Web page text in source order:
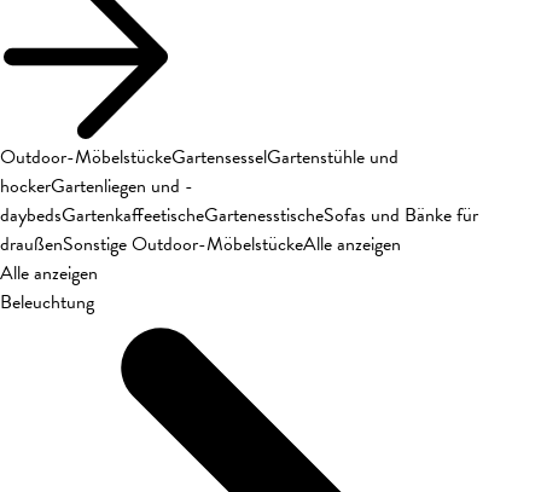
Outdoor-MöbelstückeGartensesselGartenstühle und
hockerGartenliegen und -
daybedsGartenkaffeetischeGartenesstischeSofas und Bänke für
draußenSonstige Outdoor-MöbelstückeAlle anzeigen
Alle anzeigen
Beleuchtung